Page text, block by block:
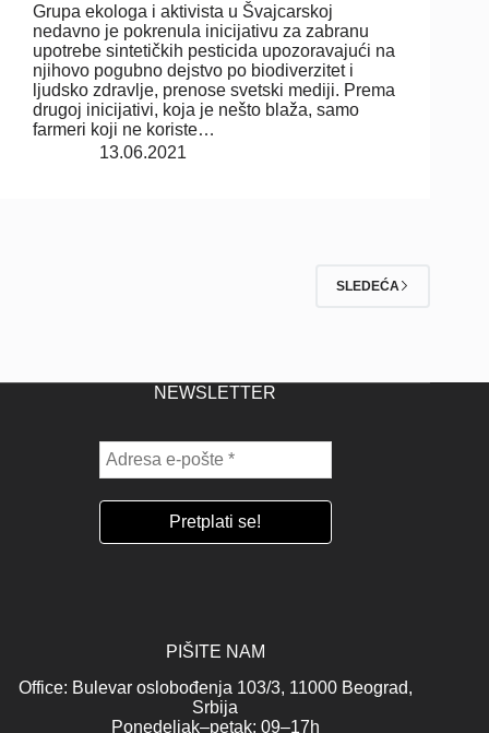
Grupa ekologa i aktivista u Švajcarskoj
nedavno je pokrenula inicijativu za zabranu
upotrebe sintetičkih pesticida upozoravajući na
njihovo pogubno dejstvo po biodiverzitet i
ljudsko zdravlje, prenose svetski mediji. Prema
drugoj inicijativi, koja je nešto blaža, samo
farmeri koji ne koriste…
13.06.2021
SLEDEĆA
NEWSLETTER
PIŠITE NAM
Office: Bulevar oslobođenja 103/3, 11000 Beograd,
Srbija
Ponedeljak–petak: 09–17h